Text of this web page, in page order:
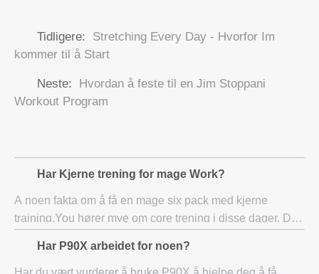
Tidligere:
Stretching Every Day - Hvorfor Im
kommer til å Start
Neste:
Hvordan å feste til en Jim Stoppani
Workout Program
Har Kjerne trening for mage Work?
A noen fakta om å få en mage six pack med kjerne
training.You hører mye om core trening i disse dager. Det
media, det blir litt langt ut. Nest
Har P90X arbeidet for noen?